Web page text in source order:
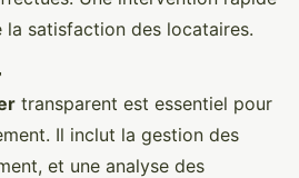
satisfaction des locataires.
transparent est essentiel pour
Il inclut la gestion des
et une analyse des